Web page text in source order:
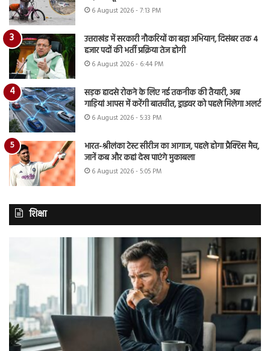
6 August 2026 - 7:13 PM
उत्तराखंड में सरकारी नौकरियों का बड़ा अभियान, दिसंबर तक 4
हजार पदों की भर्ती प्रक्रिया तेज होगी
6 August 2026 - 6:44 PM
सड़क हादसे रोकने के लिए नई तकनीक की तैयारी, अब
गाड़ियां आपस में करेंगी बातचीत, ड्राइवर को पहले मिलेगा अलर्ट
6 August 2026 - 5:33 PM
भारत-श्रीलंका टेस्ट सीरीज का आगाज, पहले होगा प्रैक्टिस मैच,
जानें कब और कहां देख पाएंगे मुकाबला
6 August 2026 - 5:05 PM
शिक्षा